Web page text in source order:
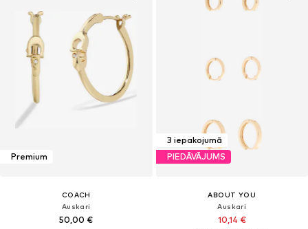
Premium
COACH
Auskari
50,00 €
3 iepakojumā
PIEDĀVĀJUMS
ABOUT YOU
Auskari
10,14 €